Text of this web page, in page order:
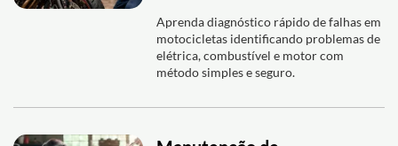
Aprenda diagnóstico rápido de falhas em
motocicletas identificando problemas de
elétrica, combustível e motor com
método simples e seguro.